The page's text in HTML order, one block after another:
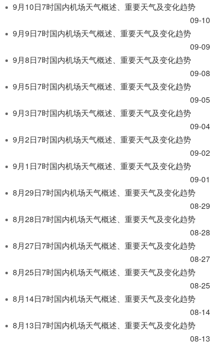
9月10日7时国内机场天气概述、重要天气及变化趋势
09-10
9月9日7时国内机场天气概述、重要天气及变化趋势
09-09
9月8日7时国内机场天气概述、重要天气及变化趋势
09-08
9月5日7时国内机场天气概述、重要天气及变化趋势
09-05
9月3日7时国内机场天气概述、重要天气及变化趋势
09-04
9月2日7时国内机场天气概述、重要天气及变化趋势
09-02
9月1日7时国内机场天气概述、重要天气及变化趋势
09-01
8月29日7时国内机场天气概述、重要天气及变化趋势
08-29
8月28日7时国内机场天气概述、重要天气及变化趋势
08-28
8月27日7时国内机场天气概述、重要天气及变化趋势
08-27
8月25日7时国内机场天气概述、重要天气及变化趋势
08-25
8月14日7时国内机场天气概述、重要天气及变化趋势
08-14
8月13日7时国内机场天气概述、重要天气及变化趋势
08-13